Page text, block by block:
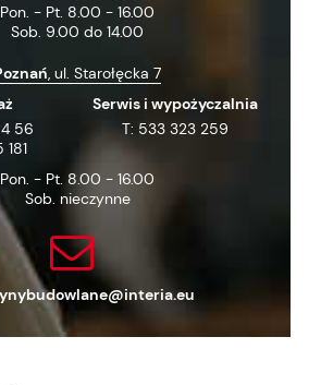
Pon. - Pt. 8.00 - 16.00
Sob. 9.00 do 14.00
, ul. Starołęcka 7
56
181
Serwis i wypożyczalnia
T: 533 323 259
Pon. - Pt. 8.00 - 16.00
Sob. nieczynne